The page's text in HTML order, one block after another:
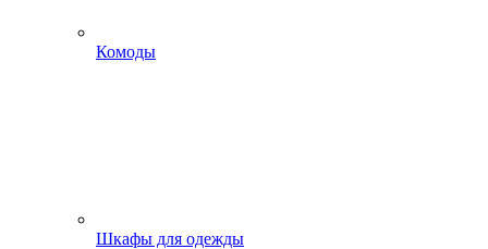
Комоды
Шкафы для одежды